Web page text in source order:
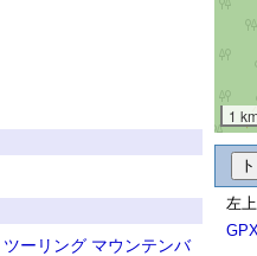
1
左
ツーリング マウンテンバ